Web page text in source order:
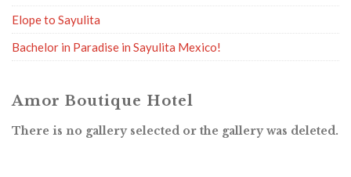
Elope to Sayulita
Bachelor in Paradise in Sayulita Mexico!
Amor Boutique Hotel
There is no gallery selected or the gallery was deleted.